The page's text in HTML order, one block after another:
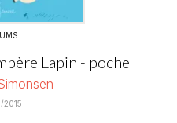
Lapin - poche
2015